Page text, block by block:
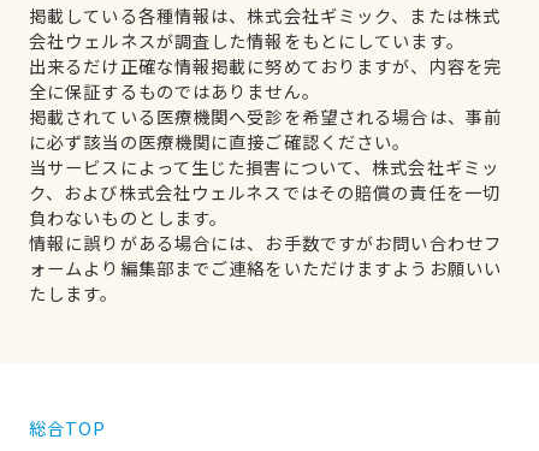
掲載している各種情報は、株式会社ギミック、または株式
会社ウェルネスが調査した情報をもとにしています。
出来るだけ正確な情報掲載に努めておりますが、内容を完
全に保証するものではありません。
掲載されている医療機関へ受診を希望される場合は、事前
に必ず該当の医療機関に直接ご確認ください。
当サービスによって生じた損害について、株式会社ギミッ
ク、および株式会社ウェルネスではその賠償の責任を一切
負わないものとします。
情報に誤りがある場合には、お手数ですがお問い合わせフ
ォームより編集部までご連絡をいただけますようお願いい
たします。
総合TOP